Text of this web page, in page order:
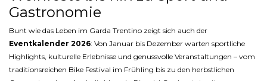
Gastronomie
Bunt wie das Leben im Garda Trentino zeigt sich auch der
Eventkalender 2026: Von Januar bis Dezember warten sportliche
Highlights, kulturelle Erlebnisse und genussvolle Veranstaltungen – vom
traditionsreichen Bike Festival im Frühling bis zu den herbstlichen